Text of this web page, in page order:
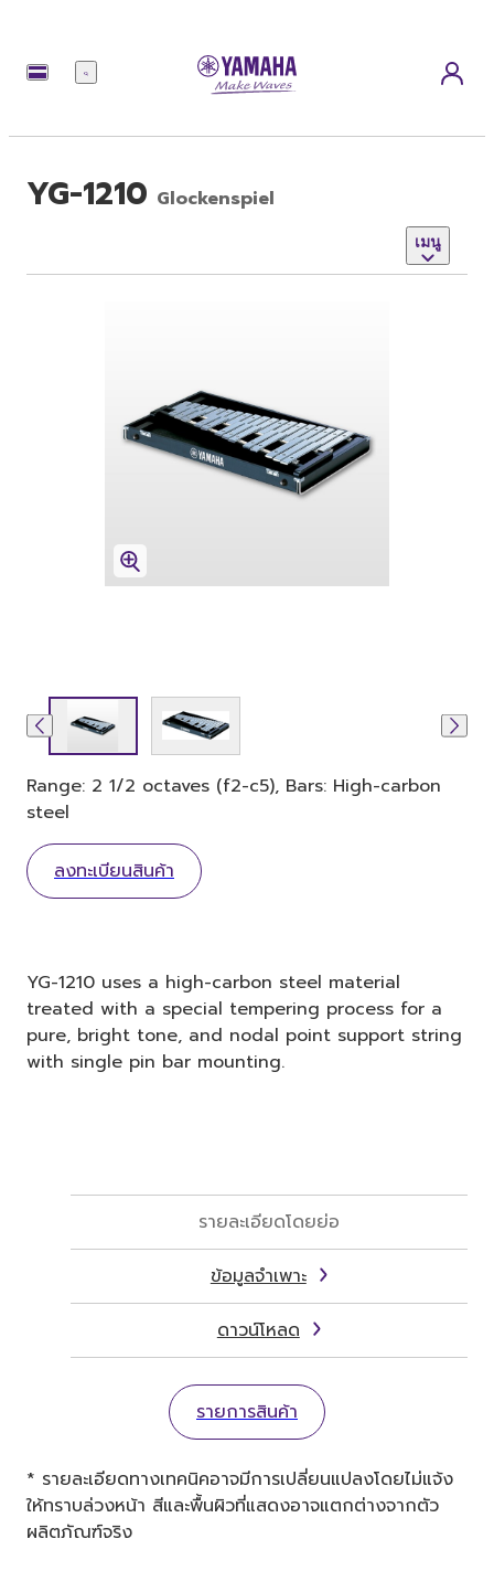
เมนู
YG-1210 Glockenspiel
เมนู
Range: 2 1/2 octaves (f2-c5), Bars: High-carbon
steel
ลงทะเบียนสินค้า
YG-1210 uses a high-carbon steel material
treated with a special tempering process for a
pure, bright tone, and nodal point support string
with single pin bar mounting.
รายละเอียดโดยย่อ
ข้อมูลจำเพาะ
ดาวน์โหลด
รายการสินค้า
* รายละเอียดทางเทคนิคอาจมีการเปลี่ยนแปลงโดยไม่แจ้ง
ให้ทราบล่วงหน้า สีและพื้นผิวที่แสดงอาจแตกต่างจากตัว
ผลิตภัณฑ์จริง